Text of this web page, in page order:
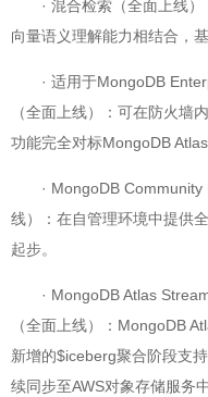
· 混合检索（全面上线
向量语义理解能力相结合，
· 适用于MongoDB
（全面上线）：可在防火墙
功能完全对标MongoDB Atlas
· MongoDB
线）：在自管理环境中提供
起步。
· MongoDB Atlas
（全面上线）：MongoDB
新增的$iceberg聚合阶段支
续同步至AWS对象存储服务